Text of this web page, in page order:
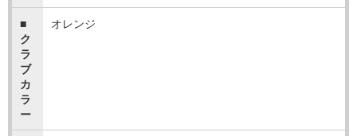
■
ク
ラ
ブ
カ
ラ
ー
オレンジ